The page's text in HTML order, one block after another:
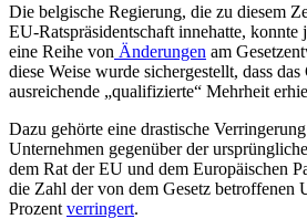
Die belgische Regierung, die zu diesem
EU-Ratspräsidentschaft innehatte, konnte
eine Reihe von Änderungen am
diese Weise wurde sichergestellt, dass das
ausreichende „qualifizierte“ Mehrheit
Dazu gehörte eine drastische
Unternehmen gegenüber der
dem Rat der EU und dem Europäischen
die Zahl der von dem Gesetz betroffenen
Prozent verringert.